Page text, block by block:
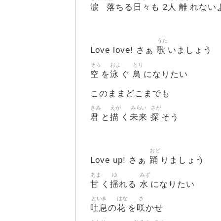
涙 落ちる 日々 も 2人 離 れない
Love love! さぁ 歌
うた
いましょう
空
そら
を泳
およ
ぐ 鳥
とり
になりたい
このままどこまでも
君
きみ
と 描
えが
く 未来
みらい
探
さが
そう
Love up! さぁ 踊
おど
りましょう
甘
あま
く 揺
ゆ
れる 水
みず
になりたい
吐息
といき
の花
はな
を咲
さ
かせ